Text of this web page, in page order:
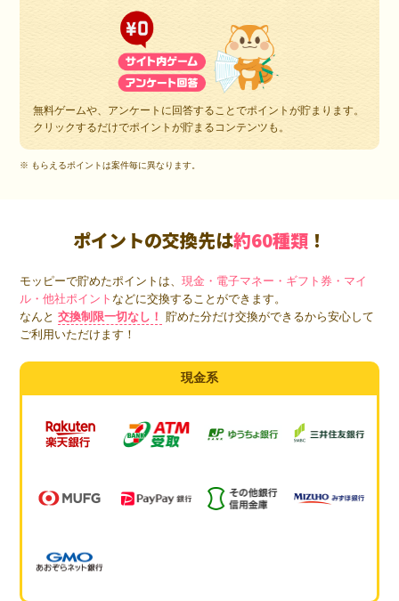
無料ゲームや、アンケートに回答することでポイントが貯まります。
クリックするだけでポイントが貯まるコンテンツも。
※ もらえるポイントは案件毎に異なります。
ポイントの交換先は約60種類 ！
モッピーで貯めたポイントは、現金・電子マネー・ギフト券・マイ
ル・他社ポイントなどに交換することができます。
なんと 交換制限一切なし！
貯めた分だけ交換ができるから安心して
ご利用いただけます！
現金系